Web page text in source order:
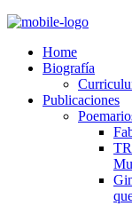
Home
Biografía
Publicaciones